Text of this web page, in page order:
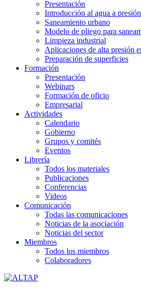
Presentación
Introducción al agua a presión
Saneamiento urbano
Modelo de pliego para
Limpieza industrial
Aplicaciones de alta presión
Preparación de superficies
Formación
Presentación
Webinars
Formación de oficio
Empresarial
Actividades
Calendario
Gobierno
Grupos y comités
Eventos
Librería
Todos los materiales
Publicaciones
Conferencias
Videos
Comunicación
Todas las comunicaciones
Noticias de la asociación
Noticias del sector
Miembros
Todos los miembros
Colaboradores